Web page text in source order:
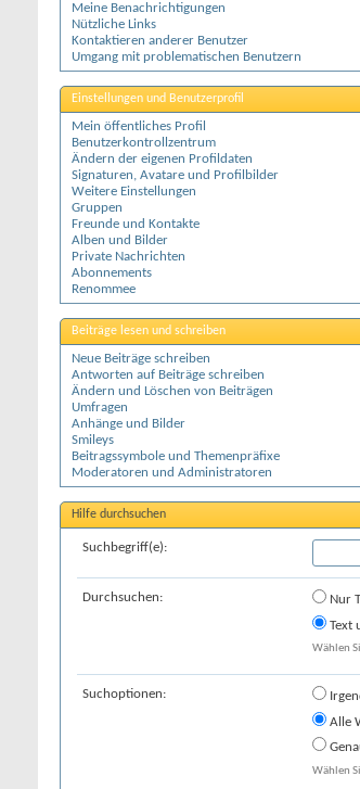
Meine Benachrichtigungen
Nützliche Links
Kontaktieren anderer Benutzer
Umgang mit problematischen Benutzern
Einstellungen und Benutzerprofil
Mein öffentliches Profil
Benutzerkontrollzentrum
Ändern der eigenen Profildaten
Signaturen, Avatare und Profilbilder
Weitere Einstellungen
Gruppen
Freunde und Kontakte
Alben und Bilder
Private Nachrichten
Abonnements
Renommee
Beiträge lesen und schreiben
Neue Beiträge schreiben
Antworten auf Beiträge schreiben
Ändern und Löschen von Beiträgen
Umfragen
Anhänge und Bilder
Smileys
Beitragssymbole und Themenpräfixe
Moderatoren und Administratoren
Hilfe durchsuchen
Suchbegriff(e):
Durchsuchen:
Nur
Text
Wählen
Suchoptionen:
Alle
Wählen